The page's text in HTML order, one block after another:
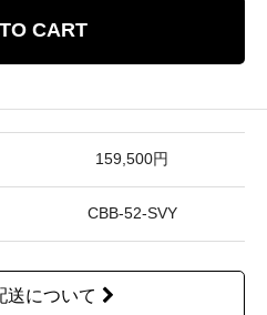
CART
159,500円
CBB-52-SVY
送について